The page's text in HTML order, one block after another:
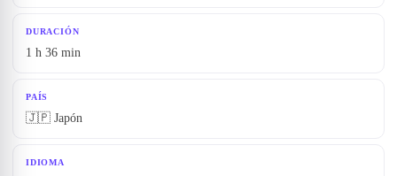
DURACIÓN
1 h 36 min
PAÍS
🇯🇵 Japón
IDIOMA